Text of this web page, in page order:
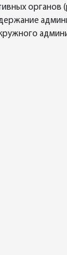
органов